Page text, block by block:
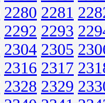
2280 2281
2292 2293
2304 2305
2316 2317
2328 2329